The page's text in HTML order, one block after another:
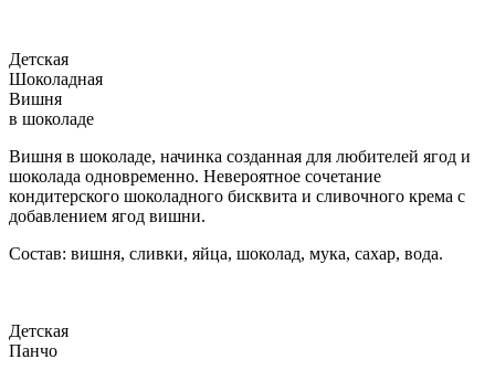
Детская
Шоколадная
Вишня
в шоколаде
Вишня в шоколаде, начинка созданная для любителей ягод и
шоколада одновременно. Невероятное сочетание
кондитерского шоколадного бисквита и сливочного крема с
добавлением ягод вишни.
Состав: вишня, сливки, яйца, шоколад, мука, сахар, вода.
Детская
Панчо